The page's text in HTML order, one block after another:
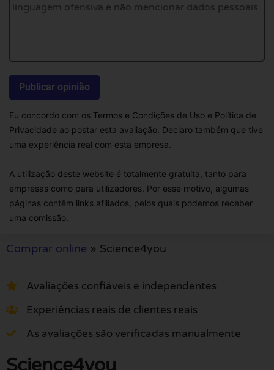
Eu concordo com os Termos e Condições de Uso e Política de
Privacidade ao postar esta avaliação. Declaro também que tive
uma experiência real com esta empresa.
A utilização deste website é totalmente gratuita, tanto para
empresas como para utilizadores. Por esse motivo, algumas
páginas contêm links afiliados, pelos quais podemos receber
uma comissão.
Comprar online » Science4you
Avaliações confiáveis e independentes
Experiências reais de clientes reais
As avaliações são verificadas manualmente
Science4you